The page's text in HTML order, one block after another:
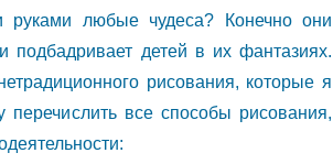
руками любые чудеса? Конечно они
детей в их фантазиях.
рисования, которые я
все способы рисования,